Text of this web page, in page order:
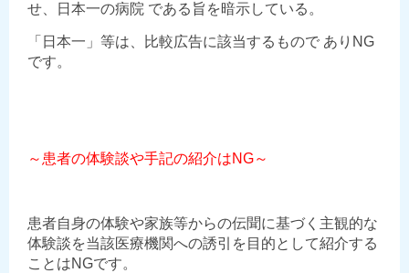
せ、日本一の病院 である旨を暗示している。
「日本一」等は、比較広告に該当するもので ありNG
です。
～患者の体験談や手記の紹介はNG～
患者自身の体験や家族等からの伝聞に基づく主観的な
体験談を当該医療機関への誘引を目的として紹介する
ことはNGです。